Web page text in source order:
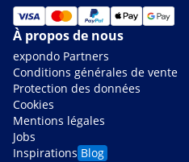
À propos de nous
expondo Partners
Conditions générales de vente
Protection des données
Cookies
Mentions légales
Jobs
Inspirations Blog